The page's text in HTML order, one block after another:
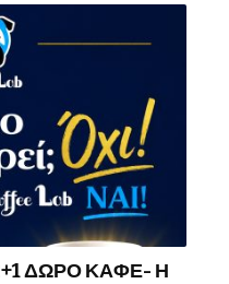
ΔΩΡΟ ΚΑΦΕ- Η